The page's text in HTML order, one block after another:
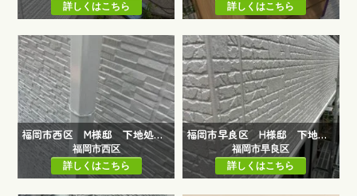
詳しくはこちら
詳しくはこちら
福岡市西区 M様邸 下地処理工事
福岡市西区
詳しくはこちら
福岡市早良区 H様邸 下地処理工事
福岡市早良区
詳しくはこちら